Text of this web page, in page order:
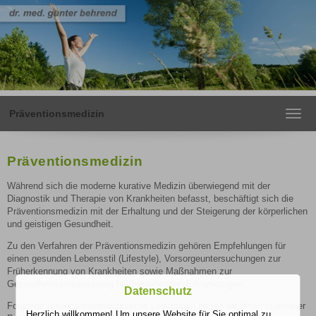
Präventionsmedizin
Präventionsmedizin
Während sich die moderne kurative Medizin überwiegend mit der
Diagnostik und Therapie von Krankheiten befasst, beschäftigt sich die
Präventionsmedizin mit der Erhaltung und der Steigerung der körperlichen
und geistigen Gesundheit.
Zu den Verfahren der Präventionsmedizin gehören Empfehlungen für
einen gesunden Lebensstil (Lifestyle), Vorsorgeuntersuchungen zur
Früherkennung von Krankheiten sowie Maßnahmen zur
Gesundheitsverbesserung bei bestehenden Erkrankungen.
Folgende präventionsmedizinische Leistungen bieten wir Ihnen in unserer
Datenschutz